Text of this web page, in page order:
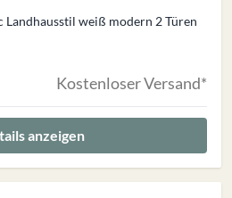
Landhausstil weiß modern 2 Türen
Kostenloser Versand*
anzeigen